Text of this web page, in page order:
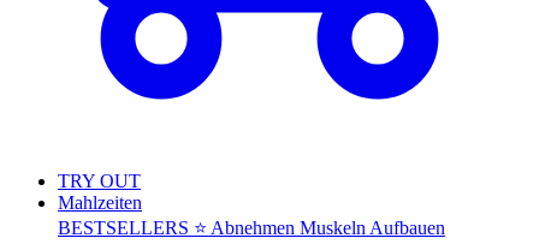
TRY OUT
Mahlzeiten
BESTSELLERS ⭐ Abnehmen Muskeln Aufbauen